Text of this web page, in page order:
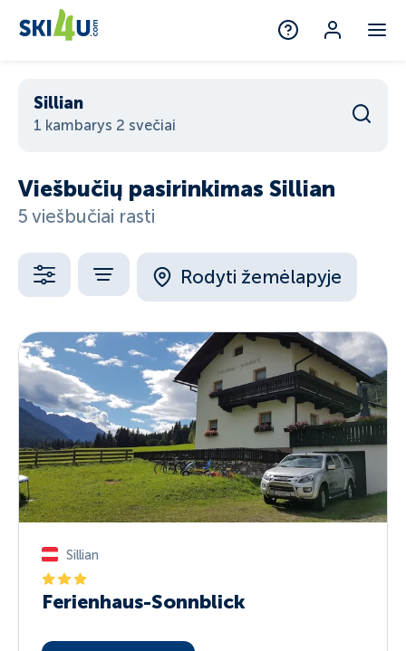
Sillian
1 kambarys 2 svečiai
Viešbučių pasirinkimas Sillian
5 viešbučiai rasti
Rodyti žemėlapyje
Sillian
Ferienhaus-Sonnblick